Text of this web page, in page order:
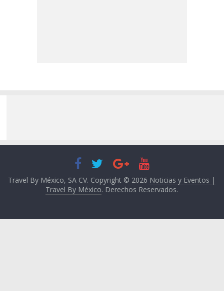
Travel By México, SA CV. Copyright © 2026 Noticias y Eventos |
Travel By México. Derechos Reservados.